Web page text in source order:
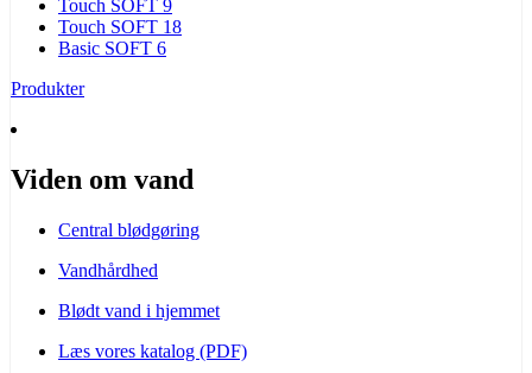
Touch SOFT 9
Touch SOFT 18
Basic SOFT 6
Produkter
Viden om vand
Central blødgøring
Vandhårdhed
Blødt vand i hjemmet
Læs vores katalog (PDF)